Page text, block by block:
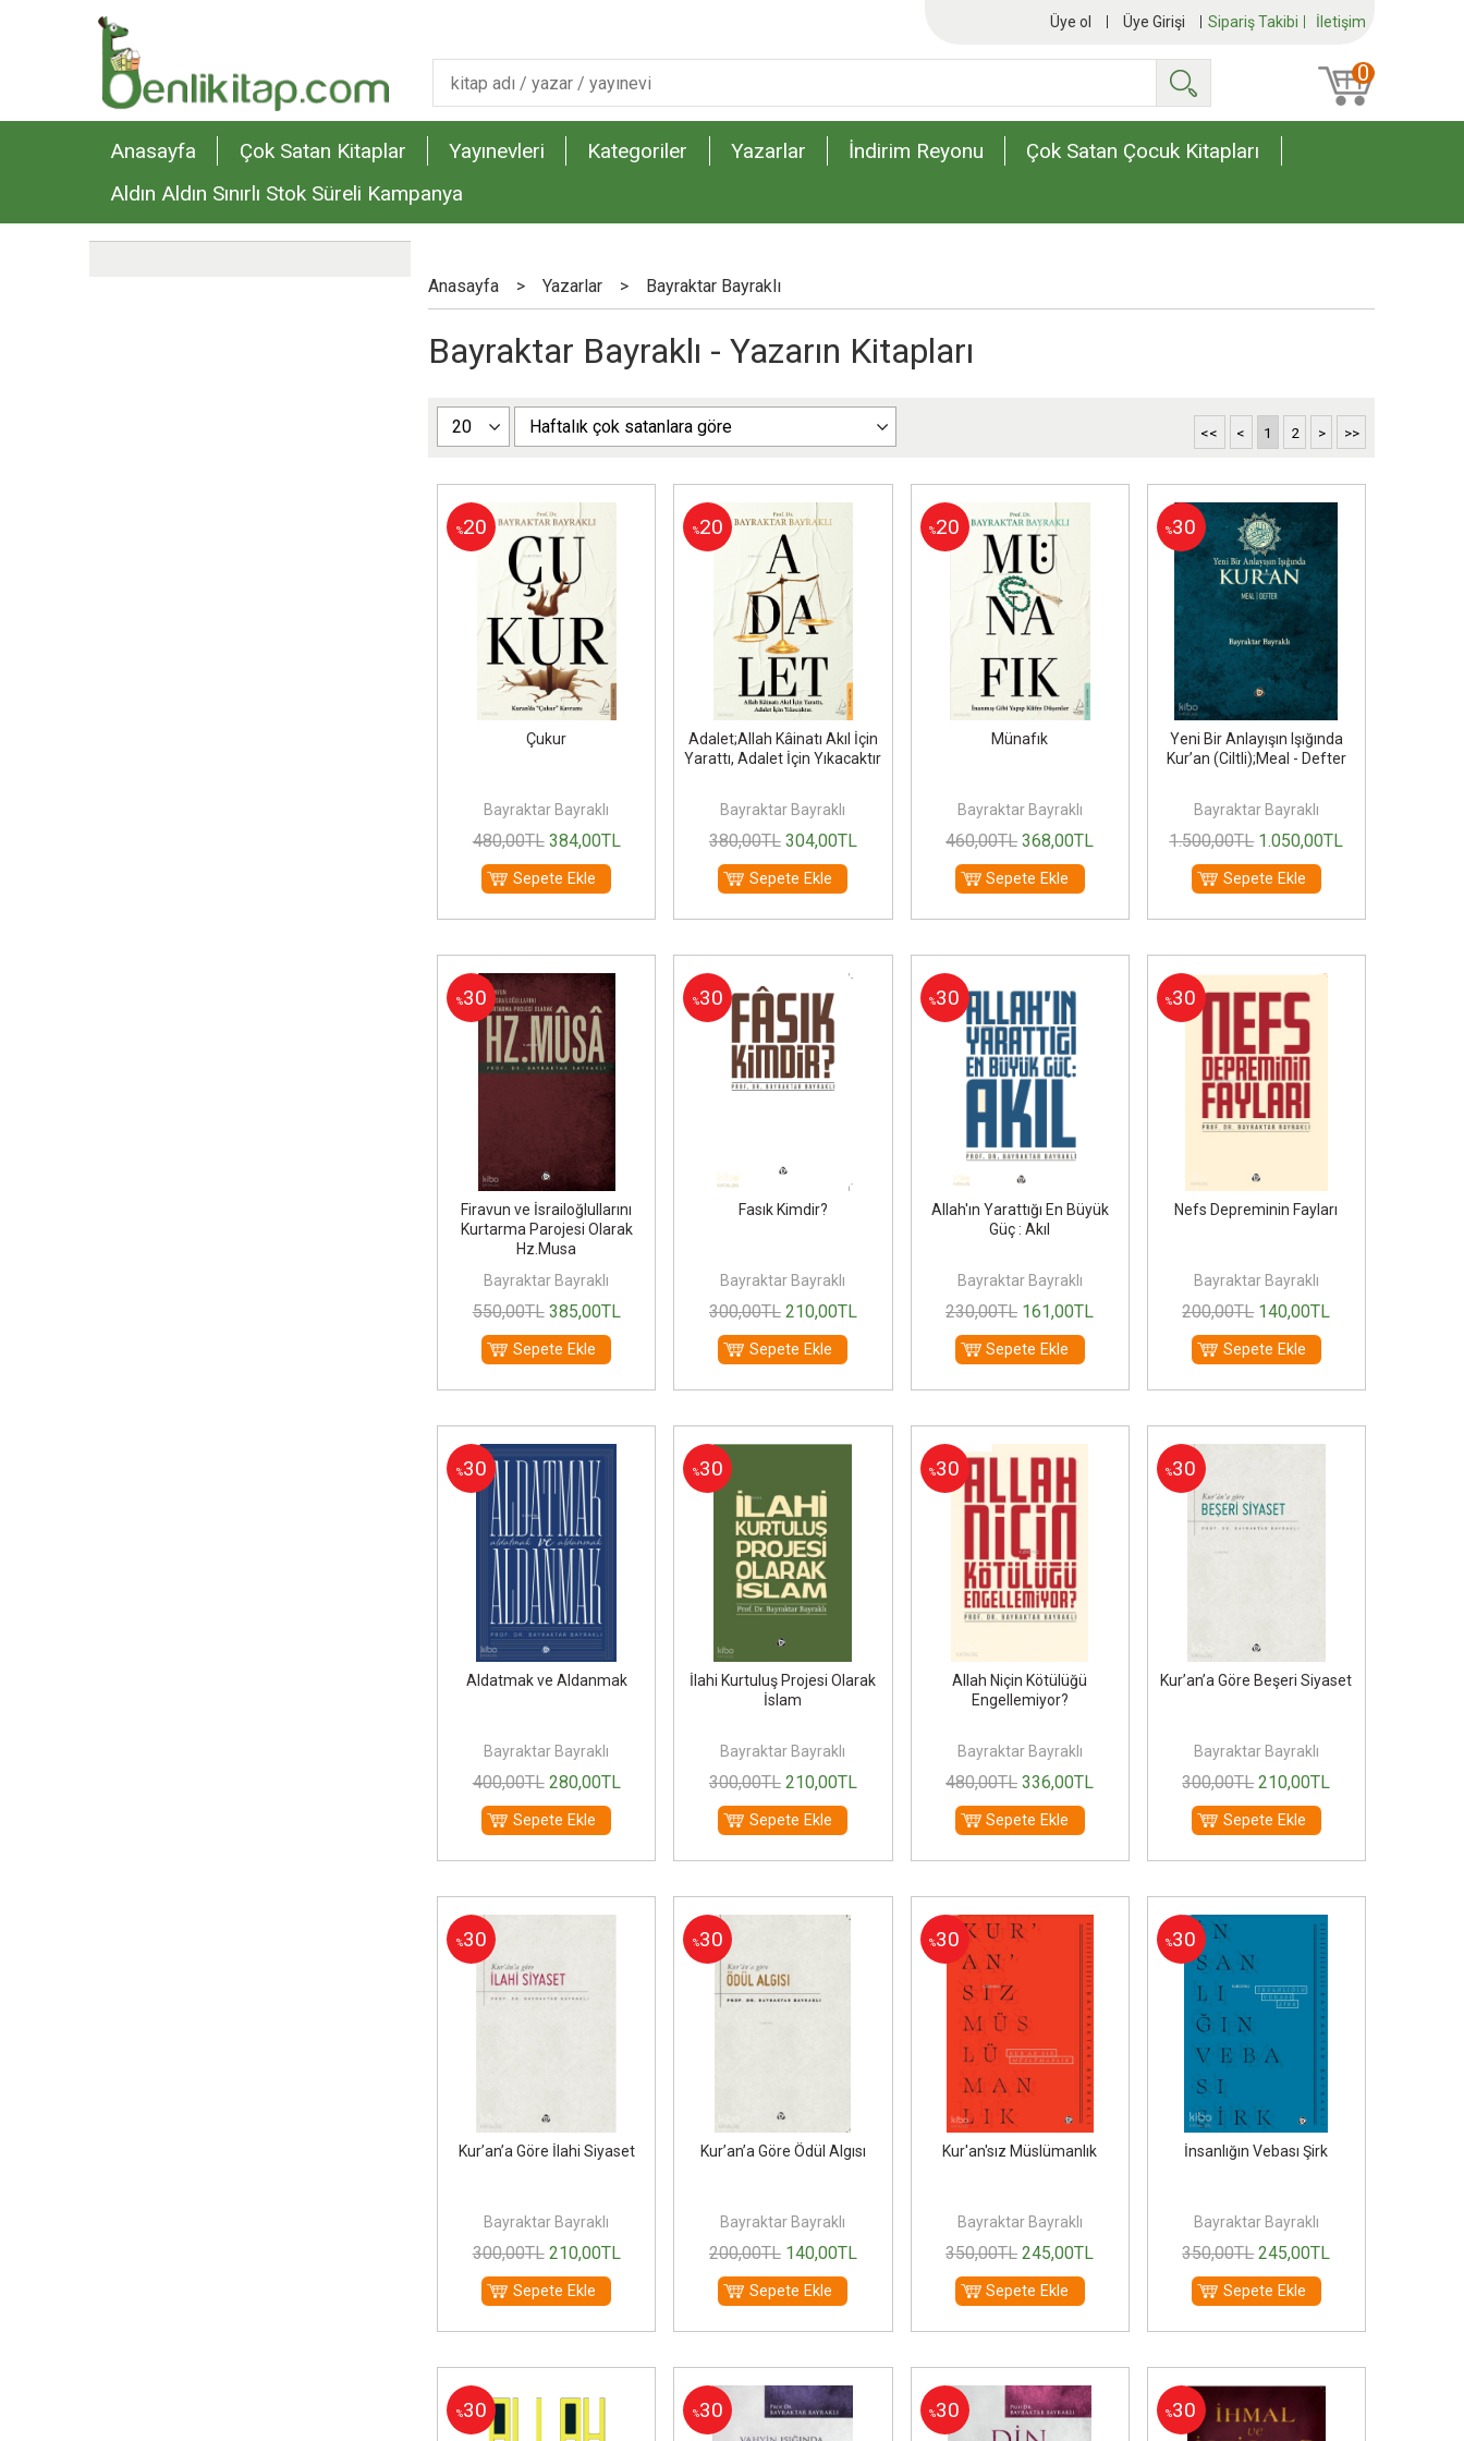
Sipariş Takibi İletişim
Üye ol Üye Girişi
0
Anasayfa Çok Satan Kitaplar Yayınevleri Kategoriler Yazarlar İndirim Reyonu
Çok Satan Çocuk Kitapları
Aldın Aldın Sınırlı Stok Süreli Kampanya
Anasayfa > Yazarlar > Bayraktar Bayraklı
Bayraktar Bayraklı - Yazarın Kitapları
<< < 1 2 > >>
%20
Çukur
Bayraktar Bayraklı
480,00TL 384,00TL
Sepete Ekle
%20
Adalet;Allah Kâinatı Akıl İçin
Yarattı, Adalet İçin Yıkacaktır
Bayraktar Bayraklı
380,00TL 304,00TL
Sepete Ekle
%20
Münafık
Bayraktar Bayraklı
460,00TL 368,00TL
Sepete Ekle
%30
Yeni Bir Anlayışın Işığında
Kur’an (Ciltli);Meal - Defter
Bayraktar Bayraklı
1.500,00TL 1.050,00TL
Sepete Ekle
%30
Firavun ve İsrailoğlullarını
Kurtarma Parojesi Olarak
Hz.Musa
Bayraktar Bayraklı
550,00TL 385,00TL
Sepete Ekle
%30
Fasık Kimdir?
Bayraktar Bayraklı
300,00TL 210,00TL
Sepete Ekle
%30
Allah'ın Yarattığı En Büyük
Güç : Akıl
Bayraktar Bayraklı
230,00TL 161,00TL
Sepete Ekle
%30
Nefs Depreminin Fayları
Bayraktar Bayraklı
200,00TL 140,00TL
Sepete Ekle
%30
Aldatmak ve Aldanmak
Bayraktar Bayraklı
400,00TL 280,00TL
Sepete Ekle
%30
İlahi Kurtuluş Projesi Olarak
İslam
Bayraktar Bayraklı
300,00TL 210,00TL
Sepete Ekle
%30
Allah Niçin Kötülüğü
Engellemiyor?
Bayraktar Bayraklı
480,00TL 336,00TL
Sepete Ekle
%30
Kur’an’a Göre Beşeri Siyaset
Bayraktar Bayraklı
300,00TL 210,00TL
Sepete Ekle
%30
Kur’an’a Göre İlahi Siyaset
Bayraktar Bayraklı
300,00TL 210,00TL
Sepete Ekle
%30
Kur’an’a Göre Ödül Algısı
Bayraktar Bayraklı
200,00TL 140,00TL
Sepete Ekle
%30
Kur'an'sız Müslümanlık
Bayraktar Bayraklı
350,00TL 245,00TL
Sepete Ekle
%30
İnsanlığın Vebası Şirk
Bayraktar Bayraklı
350,00TL 245,00TL
Sepete Ekle
%30 %30 %30 %30